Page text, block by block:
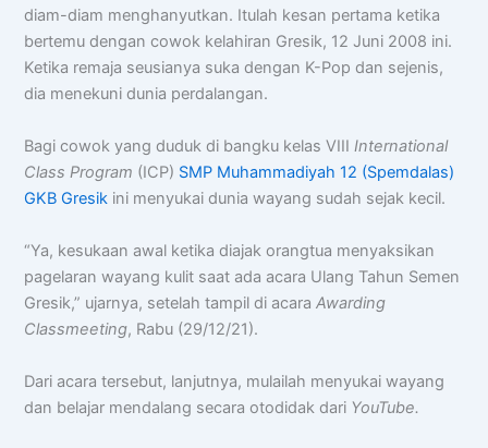
diam-diam menghanyutkan. Itulah kesan pertama ketika
bertemu dengan cowok kelahiran Gresik, 12 Juni 2008 ini.
Ketika remaja seusianya suka dengan K-Pop dan sejenis,
dia menekuni dunia perdalangan.
Bagi cowok yang duduk di bangku kelas VIIIInternational
Class Program (ICP) SMP Muhammadiyah 12 (Spemdalas)
GKB Gresik ini menyukai dunia wayang sudah sejak kecil.
“Ya, kesukaan awal ketika diajak orangtua menyaksikan
pagelaran wayang kulit saat ada acara Ulang Tahun Semen
Gresik,” ujarnya, setelah tampil di acaraAwarding
Classmeeting, Rabu (29/12/21).
Dari acara tersebut, lanjutnya, mulailah menyukai wayang
dan belajar mendalang secara otodidak dari YouTube.